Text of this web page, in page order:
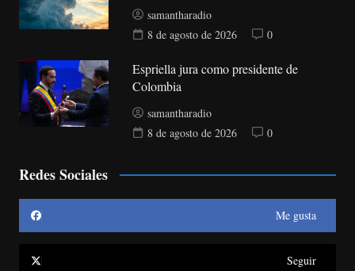
samantharadio
8 de agosto de 2026
0
Espriella jura como presidente de
Colombia
samantharadio
8 de agosto de 2026
0
Redes Sociales
Me gusta
Seguir